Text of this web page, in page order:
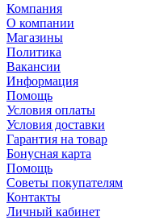
Компания
О компании
Магазины
Политика
Вакансии
Информация
Помощь
Условия оплаты
Условия доставки
Гарантия на товар
Бонусная карта
Помощь
Советы покупателям
Контакты
Личный кабинет